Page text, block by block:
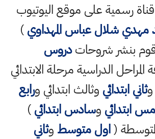
قناة رسمية على موقع اليوتيوب
مهدي شلال عباس المهداوي)
بنشر شروحاتدروس
المراحل الدراسية مرحلة الابتدائي
وثاني ابتدائي وثالث ابتدائي ورابع
ابتدائي وسادس ابتدائي)
(اول متوسط وثاني